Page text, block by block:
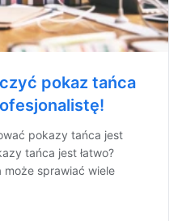
pokaz tańca
pokazy tańca jest
tańca jest łatwo?
sprawiać wiele